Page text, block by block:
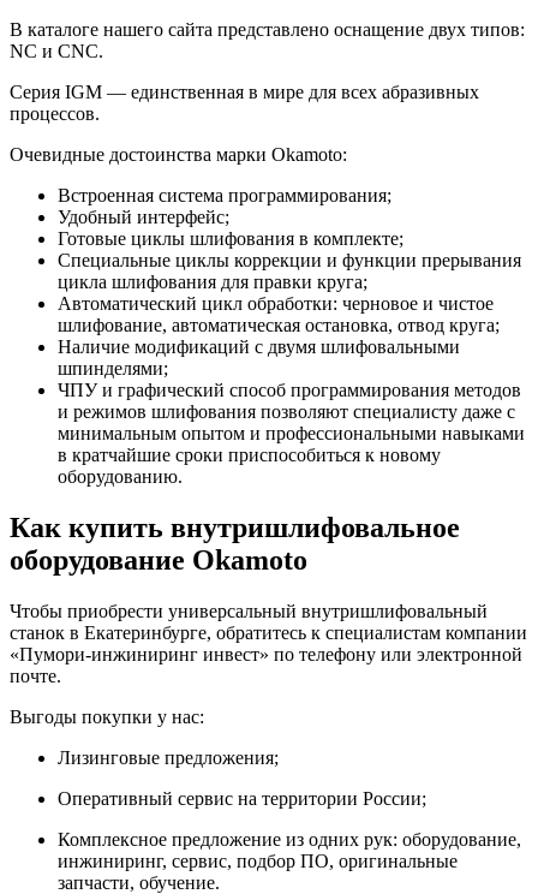
В каталоге нашего сайта представлено оснащение двух типов:
NC и CNC.
Серия IGM — единственная в мире для всех абразивных
процессов.
Очевидные достоинства марки Okamoto:
Встроенная система программирования;
Удобный интерфейс;
Готовые циклы шлифования в комплекте;
Специальные циклы коррекции и функции прерывания
цикла шлифования для правки круга;
Автоматический цикл обработки: черновое и чистое
шлифование, автоматическая остановка, отвод круга;
Наличие модификаций с двумя шлифовальными
шпинделями;
ЧПУ и графический способ программирования методов
и режимов шлифования позволяют специалисту даже с
минимальным опытом и профессиональными навыками
в кратчайшие сроки приспособиться к новому
оборудованию.
Как купить внутришлифовальное
оборудование Okamoto
Чтобы приобрести универсальный внутришлифовальный
станок в Екатеринбурге, обратитесь к специалистам компании
«Пумори-инжиниринг инвест» по телефону или электронной
почте.
Выгоды покупки у нас:
Лизинговые предложения;
Оперативный сервис на территории России;
Комплексное предложение из одних рук: оборудование,
инжиниринг, сервис, подбор ПО, оригинальные
запчасти, обучение.